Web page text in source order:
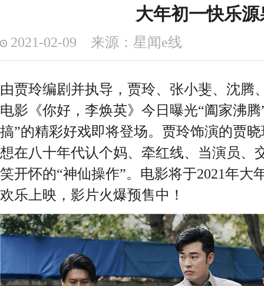
大年初一快乐源
2021-02-09 来源：星闻e线
由贾玲编剧并执导，贾玲、张小斐、沈腾
电影《你好，李焕英》今日曝光“阖家沸
搞”的精彩好戏即将登场。贾玲饰演的贾
想在八十年代认个妈、牵红线、当演员、
笑开怀的“神仙操作”。电影将于2021年大
欢乐上映，影片火爆预售中！